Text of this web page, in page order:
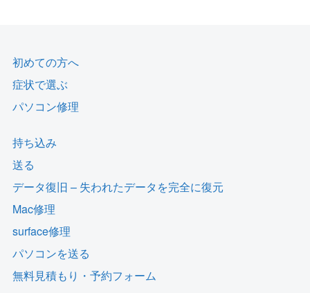
初めての方へ
症状で選ぶ
パソコン修理
持ち込み
送る
データ復旧 – 失われたデータを完全に復元
Mac修理
surface修理
パソコンを送る
無料見積もり・予約フォーム